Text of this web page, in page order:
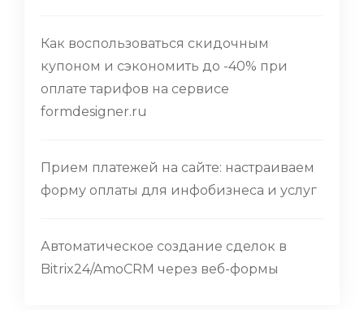
Как воспользоваться скидочным
купоном и сэкономить до -40% при
оплате тарифов на сервисе
formdesigner.ru
Прием платежей на сайте: настраиваем
форму оплаты для инфобизнеса и услуг
Автоматическое создание сделок в
Bitrix24/AmoCRM через веб-формы